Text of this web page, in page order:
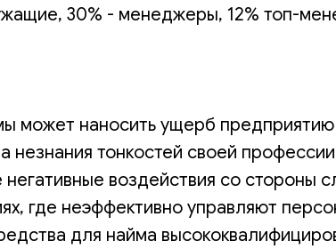
30% - менеджеры, 12% топ-
может наносить ущерб
незнания тонкостей своей
воздействия со стороны
где неэффективно управляют
для найма